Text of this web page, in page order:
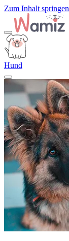
Zum Inhalt springen
Hund